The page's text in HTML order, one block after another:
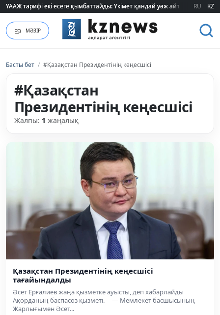
ҮААЖ тарифі екі есеге қымбаттайды: Үкімет қандай уәж айтады?
ҮААЖ тарифі екі есеге қымбаттайды: Үкімет қандай уәж айтады? RU KZ
МӘЗІР
Басты бет / #Қазақстан Президентінің кеңесшісі
#Қазақстан
Президентінің кеңесшісі
Жалпы: 1 жаңалық
Қазақстан Президентінің кеңесшісі
тағайындалды
Әсет Ерғалиев жаңа қызметке ауысты, деп хабарлайды
Ақорданың баспасөз қызметі. — Мемлекет басшысының
Жарлығымен Әсет...